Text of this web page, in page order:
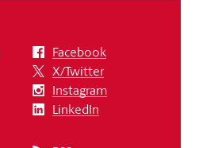
Facebook
X/Twitter
Instagram
LinkedIn